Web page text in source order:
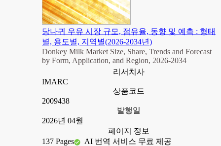
당나귀 우유 시장 규모, 점유율, 동향 및 예측 : 형태
별, 용도별, 지역별(2026-2034년)
Donkey Milk Market Size, Share, Trends and Forecast
by Form, Application, and Region, 2026-2034
리서치사
IMARC
상품코드
2009438
발행일
2026년 04월
페이지 정보
137 Pages
AI 번역 서비스 무료 제공